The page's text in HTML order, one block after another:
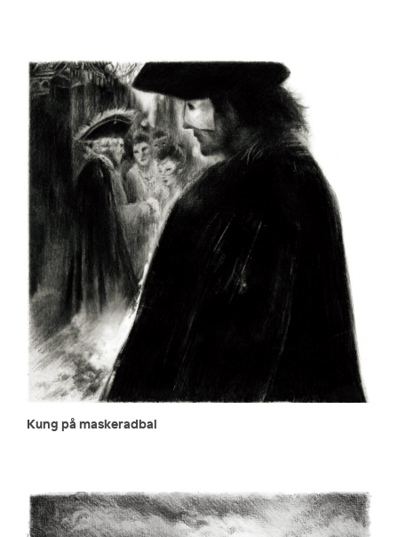
Kung på maskeradbal